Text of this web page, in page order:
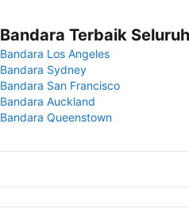
Bandara Terbaik
Bandara Los Angeles
Bandara Sydney
Bandara San Francisco
Bandara Auckland
Bandara Queenstown